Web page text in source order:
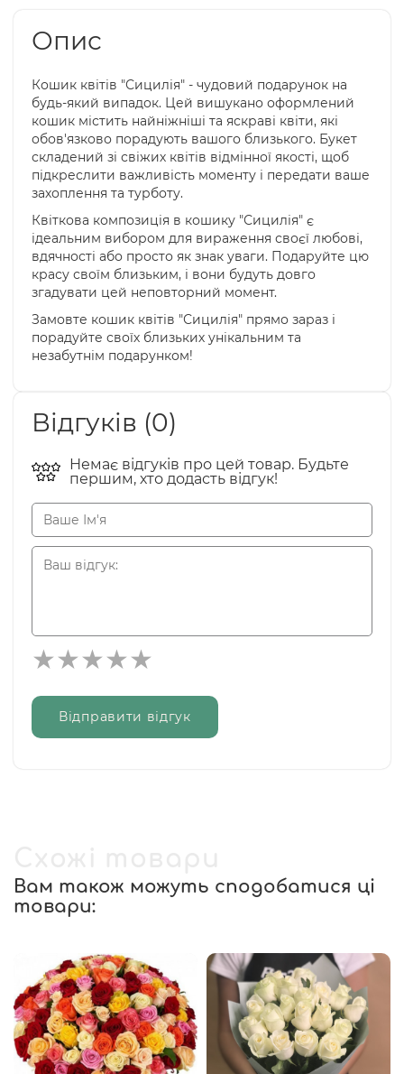
Опис
Кошик квітів "Сицилія" - чудовий подарунок на
будь-який випадок. Цей вишукано оформлений
кошик містить найніжніші та яскраві квіти, які
обов'язково порадують вашого близького. Букет
складений зі свіжих квітів відмінної якості, щоб
підкреслити важливість моменту і передати ваше
захоплення та турботу.
Квіткова композиція в кошику "Сицилія" є
ідеальним вибором для вираження своєї любові,
вдячності або просто як знак уваги. Подаруйте цю
красу своїм близьким, і вони будуть довго
згадувати цей неповторний момент.
Замовте кошик квітів "Сицилія" прямо зараз і
порадуйте своїх близьких унікальним та
незабутнім подарунком!
Відгуків (0)
Немає відгуків про цей товар. Будьте
першим, хто додасть відгук!
Відправити відгук
Вам також можуть сподобатися ці
товари: